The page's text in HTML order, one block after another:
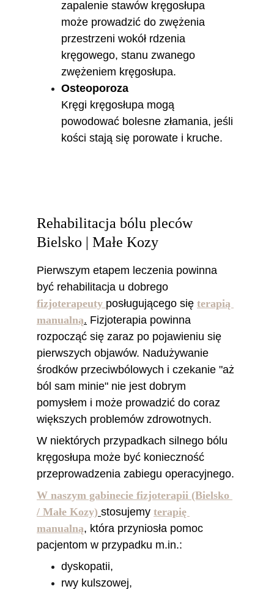
zapalenie stawów kręgosłupa
może prowadzić do zwężenia
przestrzeni wokół rdzenia
kręgowego, stanu zwanego
zwężeniem kręgosłupa.
Osteoporoza
Kręgi kręgosłupa mogą
powodować bolesne złamania, jeśli
kości stają się porowate i kruche.
Rehabilitacja bólu pleców
Bielsko | Małe Kozy
Pierwszym etapem leczenia powinna
być rehabilitacja u dobrego
fizjoterapeuty posługującego się terapią
manualną. Fizjoterapia powinna
rozpocząć się zaraz po pojawieniu się
pierwszych objawów. Nadużywanie
środków przeciwbólowych i czekanie "aż
ból sam minie" nie jest dobrym
pomysłem i może prowadzić do coraz
większych problemów zdrowotnych.
W niektórych przypadkach silnego bólu
kręgosłupa może być konieczność
przeprowadzenia zabiegu operacyjnego.
W naszym gabinecie fizjoterapii (Bielsko
/ Małe Kozy) stosujemy terapię
manualną, która przyniosła pomoc
pacjentom w przypadku m.in.:
dyskopatii,
rwy kulszowej,